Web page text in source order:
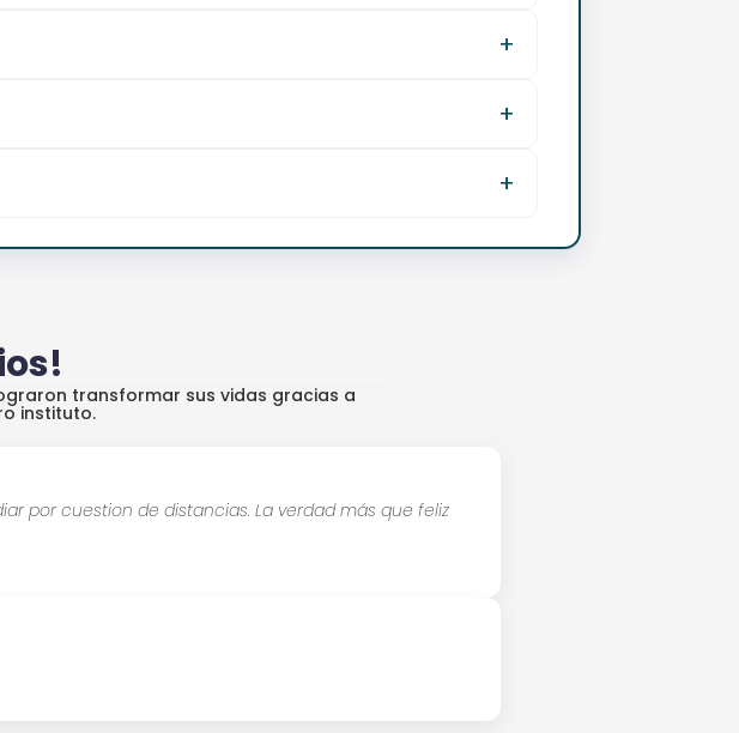
transformar sus vidas gracias a
instituto.
por cuestion de distancias. La verdad más que feliz